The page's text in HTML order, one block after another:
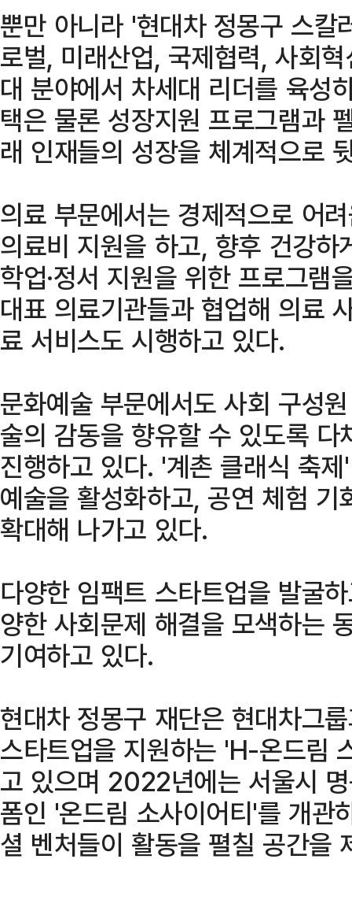
뿐만 아니라 '현대차 정몽구 스칼
로벌, 미래산업, 국제협력, 사회
대 분야에서 차세대 리더를 육성
택은 물론 성장지원 프로그램과
래 인재들의 성장을 체계적으로
의료 부문에서는 경제적으로 어
의료비 지원을 하고, 향후 건강
학업·정서 지원을 위한 프로그램
대표 의료기관들과 협업해 의료
료 서비스도 시행하고 있다.
문화예술 부문에서도 사회 구성
술의 감동을 향유할 수 있도록
진행하고 있다. '계촌 클래식 축
예술을 활성화하고, 공연 체험
확대해 나가고 있다.
다양한 임팩트 스타트업을 발굴
양한 사회문제 해결을 모색하는
기여하고 있다.
현대차 정몽구 재단은 현대차그
스타트업을 지원하는 'H-온드림
고 있으며 2022년에는 서울시
폼인 '온드림 소사이어티'를 개관
셜 벤처들이 활동을 펼칠 공간을